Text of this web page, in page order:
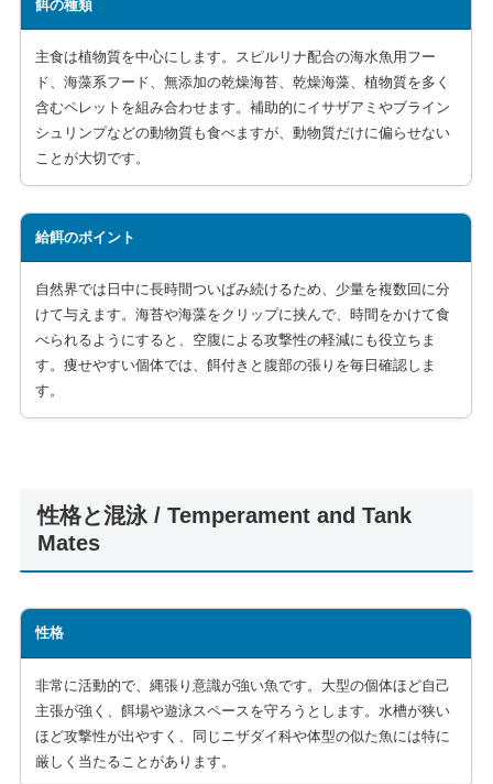
餌の種類
主食は植物質を中心にします。スピルリナ配合の海水魚用フー
ド、海藻系フード、無添加の乾燥海苔、乾燥海藻、植物質を多く
含むペレットを組み合わせます。補助的にイサザアミやブライン
シュリンプなどの動物質も食べますが、動物質だけに偏らせない
ことが大切です。
給餌のポイント
自然界では日中に長時間ついばみ続けるため、少量を複数回に分
けて与えます。海苔や海藻をクリップに挟んで、時間をかけて食
べられるようにすると、空腹による攻撃性の軽減にも役立ちま
す。痩せやすい個体では、餌付きと腹部の張りを毎日確認しま
す。
性格と混泳 / Temperament and Tank
Mates
性格
非常に活動的で、縄張り意識が強い魚です。大型の個体ほど自己
主張が強く、餌場や遊泳スペースを守ろうとします。水槽が狭い
ほど攻撃性が出やすく、同じニザダイ科や体型の似た魚には特に
厳しく当たることがあります。